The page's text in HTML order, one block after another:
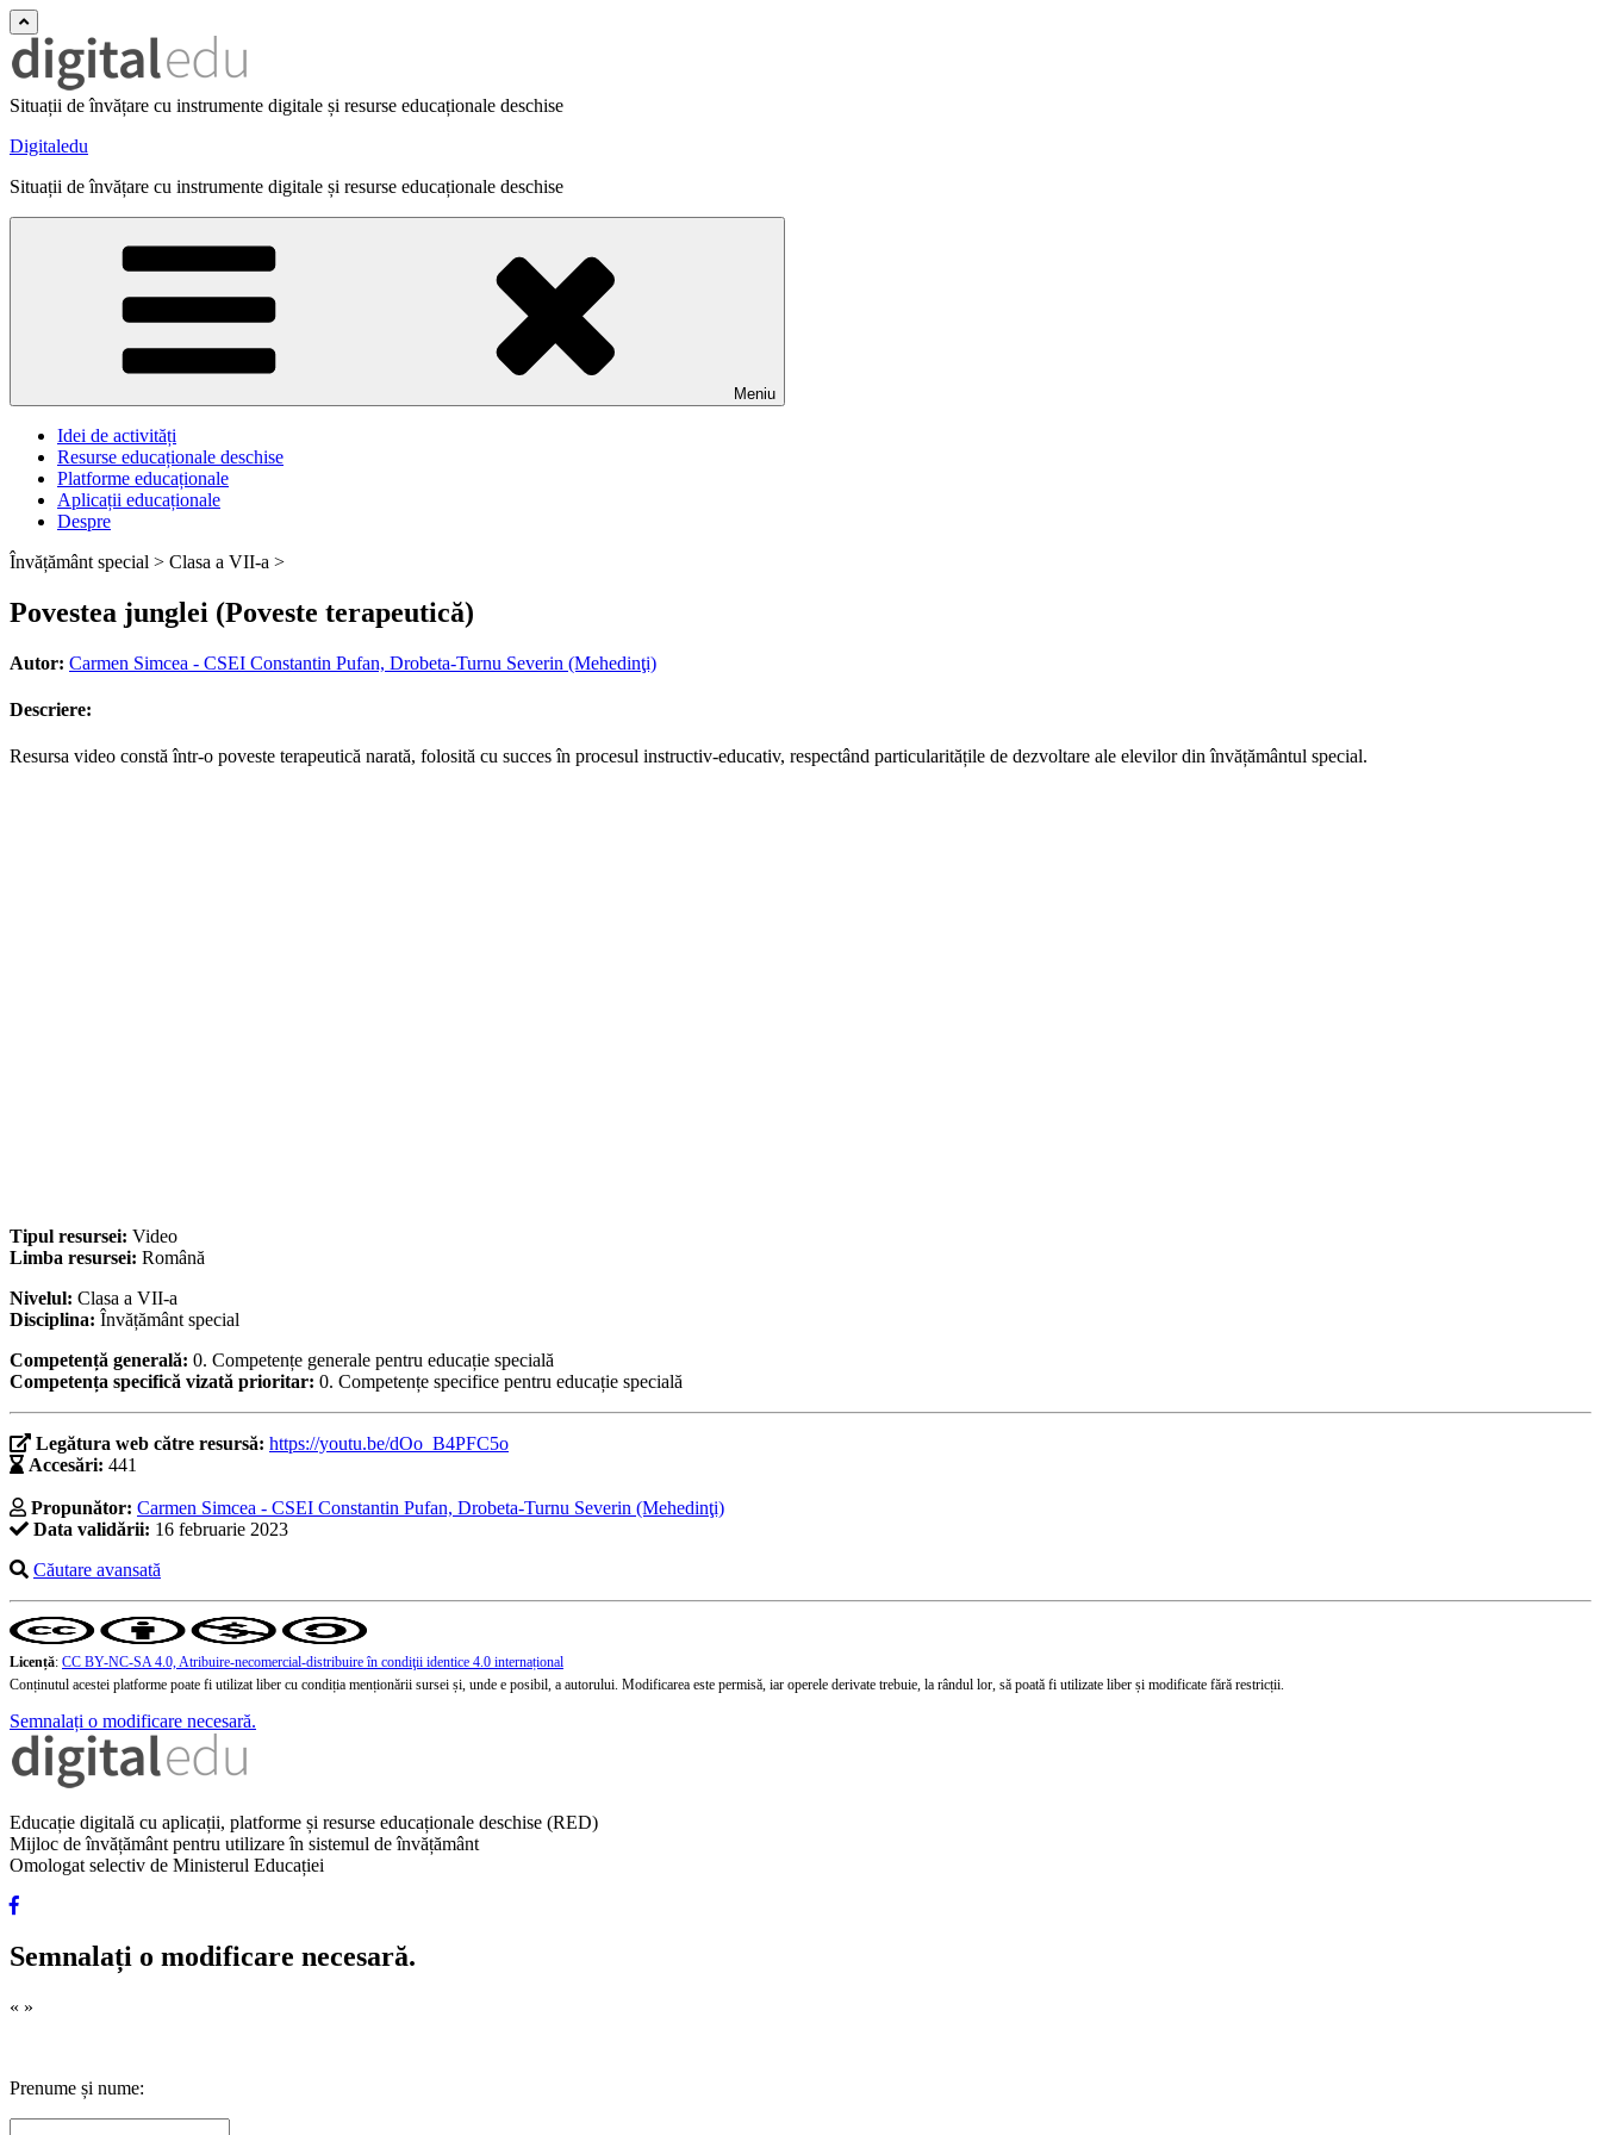
Situații de învățare cu instrumente digitale și resurse educaționale deschise
Digitaledu
Situații de învățare cu instrumente digitale și resurse educaționale deschise
Meniu
Idei de activități
Resurse educaționale deschise
Platforme educaționale
Aplicații educaționale
Despre
Învățământ special > Clasa a VII-a >
Povestea junglei (Poveste terapeutică)
Autor: Carmen Simcea - CSEI Constantin Pufan, Drobeta-Turnu Severin (Mehedinţi)
Descriere:
Resursa video constă într-o poveste terapeutică narată, folosită cu succes în procesul instructiv-educativ, respectând particularitățile de dezvoltare ale elevilor din învățământul special.
Tipul resursei: Video
Limba resursei: Română
Nivelul: Clasa a VII-a
Disciplina: Învățământ special
Competență generală: 0. Competențe generale pentru educație specială
Competența specifică vizată prioritar: 0. Competențe specifice pentru educație specială
Legătura web către resursă: https://youtu.be/dOo_B4PFC5o
Accesări: 441
Propunător: Carmen Simcea - CSEI Constantin Pufan, Drobeta-Turnu Severin (Mehedinţi)
Data validării: 16 februarie 2023
Căutare avansată
Licență: CC BY-NC-SA 4.0, Atribuire-necomercial-distribuire în condiţii identice 4.0 internațional
Conținutul acestei platforme poate fi utilizat liber cu condiția menționării sursei și, unde e posibil, a autorului. Modificarea este permisă, iar operele derivate trebuie, la rândul lor, să poată fi utilizate liber și modificate fără restricții.
Semnalați o modificare necesară.
Educație digitală cu aplicații, platforme și resurse educaționale deschise (RED)
Mijloc de învățământ pentru utilizare în sistemul de învățământ
Omologat selectiv de Ministerul Educației
Semnalați o modificare necesară.
« »
Prenume și nume: